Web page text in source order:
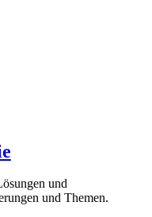
und
und Themen.